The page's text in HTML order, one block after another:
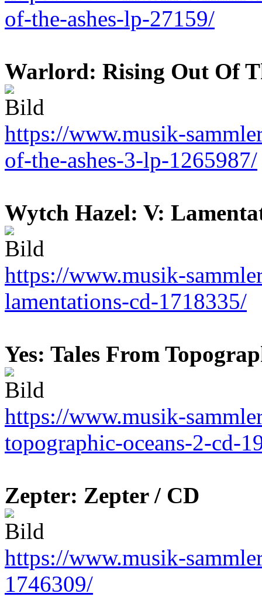
of-the-ashes-lp-27159/
Warlord: Rising Out Of
https://www.musik-
of-the-ashes-3-lp-1265987/
Wytch Hazel: V:
https://www.musik-
lamentations-cd-1718335/
Yes: Tales From
https://www.musik-
topographic-oceans-2-cd-
Zepter: Zepter / CD
https://www.musik-
1746309/